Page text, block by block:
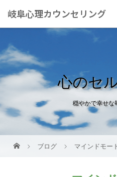
岐阜心理カウンセリング
心のセ
穏やかで幸せな
ブログ マインドモー